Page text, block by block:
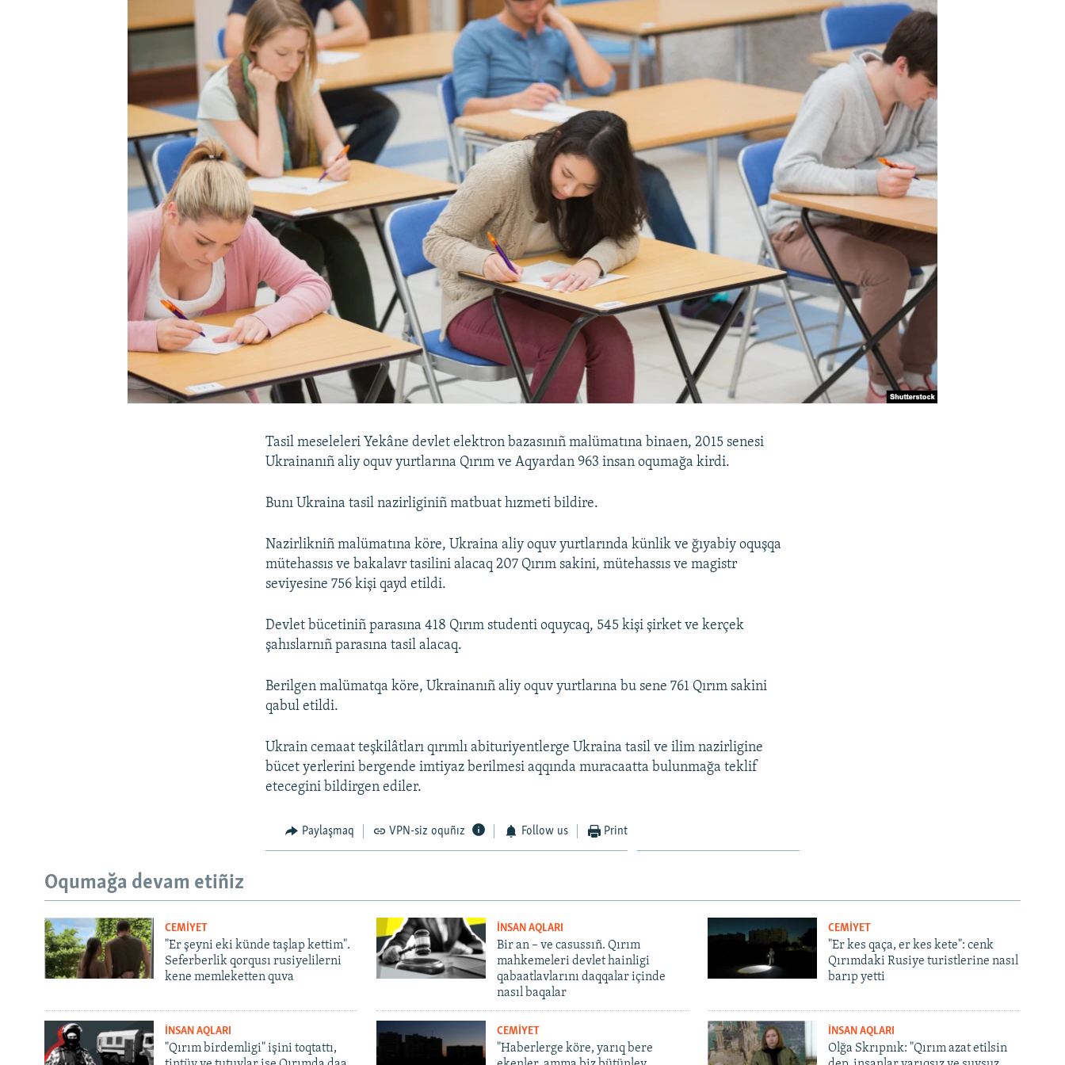
Tasil meseleleri Yekâne devlet elektron bazasınıñ malümatına binaen, 2015 senesi
Ukrainanıñ aliy oquv yurtlarına Qırım ve Aqyardan 963 insan oqumağa kirdi.
Bunı Ukraina tasil nazirliginiñ matbuat hızmeti bildire.
Nazirlikniñ malümatına köre, Ukraina aliy oquv yurtlarında künlik ve ğıyabiy oquşqa
mütehassıs ve bakalavr tasilini alacaq 207 Qırım sakini, mütehassıs ve magistr
seviyesine 756 kişi qayd etildi.
Devlet bücetiniñ parasına 418 Qırım studenti oquycaq, 545 kişi şirket ve kerçek
şahıslarnıñ parasına tasil alacaq.
Berilgen malümatqa köre, Ukrainanıñ aliy oquv yurtlarına bu sene 761 Qırım sakini
qabul etildi.
Ukrain cemaat teşkilâtları qırımlı abituriyentlerge Ukraina tasil ve ilim nazirligine
bücet yerlerini bergende imtiyaz berilmesi aqqında muracaatta bulunmağa teklif
etecegini bildirgen ediler.
Paylaşmaq VPN-siz oquñız Follow us Print
Oqumağa devam etiñiz
CEMİYET
"Er şeyni eki künde taşlap kettim".
Seferberlik qorqusı rusiyelilerni
kene memleketten quva
İNSAN AQLARI
Bir an – ve casussıñ. Qırım
mahkemeleri devlet hainligi
qabaatlavlarını daqqalar içinde
nasıl baqalar
CEMİYET
"Er kes qaça, er kes kete": cenk
Qırımdaki Rusiye turistlerine nasıl
barıp yetti
İNSAN AQLARI
"Qırım birdemligi" işini toqtattı,
CEMİYET
"Haberlerge köre, yarıq bere
İNSAN AQLARI
Olğa Skrıpnık: "Qırım azat etilsin